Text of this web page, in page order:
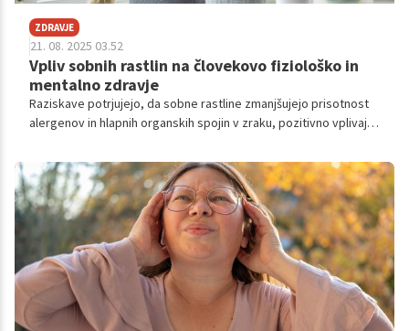
ZDRAVJE
21. 08. 2025 03.52
Vpliv sobnih rastlin na človekovo fiziološko in
mentalno zdravje
Raziskave potrjujejo, da sobne rastline zmanjšujejo prisotnost
alergenov in hlapnih organskih spojin v zraku, pozitivno vplivajo
ter izboljšujejo tudi spanec in splošno zdravje.